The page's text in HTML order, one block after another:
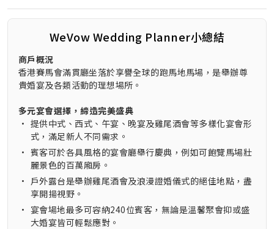
WeVow Wedding Planner小總結
商戶概況
香港賽馬會滿貫廳坐落於享譽全球的跑馬地馬場，是舉辦尊
貴婚宴及各類活動的理想場所。
多元宴會選擇，締造完美盛典
• 提供中式、西式、午宴、晚宴及雞尾酒會等多樣化宴會形
式，滿足新人不同需求。
• 賓客可於各具風格的宴會廳舉行慶典，例如可飽覽馬場壯
麗景色的百萬廂房。
• 戶外露台是舉辦雞尾酒會及浪漫證婚儀式的絕佳地點，盡
享開揚視野。
• 宴會場地最多可容納240位賓客，無論是溫馨聚會抑或盛
大婚宴皆可輕鬆應對。